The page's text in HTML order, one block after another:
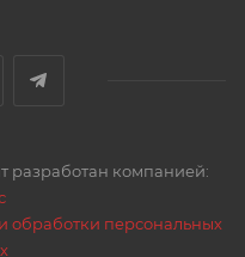
разработан компанией:
обработки персональных